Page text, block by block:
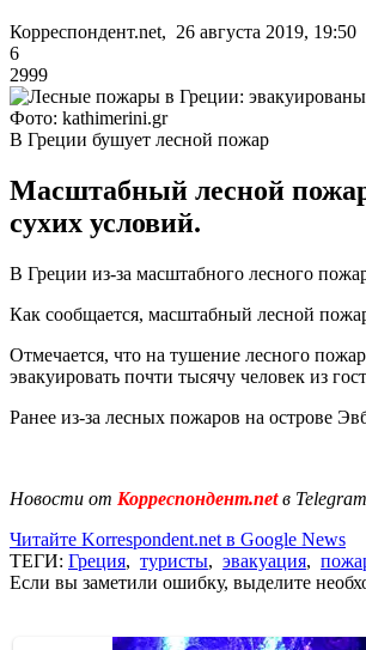
Корреспондент.net, 26 августа 2019, 19:50
6
2999
Фото: kathimerini.gr
В Греции бушует лесной пожар
Масштабный лесной пожар
сухих условий.
В Греции из-за масштабного лесного
Как сообщается, масштабный лесной
Отмечается, что на тушение лесного
эвакуировать почти тысячу человек из
Ранее из-за лесных пожаров на острове
Новости от Корреспондент.netв
Читайте Korrespondent.net в Google News
ТЕГИ: Греция, туристы, эвакуация,
Если вы заметили ошибку, выделите